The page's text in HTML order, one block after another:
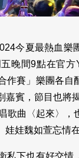
今夏最熱血樂
晚間9點在官
作賽」樂團各
嘉賓，節目也將
歌曲〈起來〉
娃魏如萱忘情
私下也有好交